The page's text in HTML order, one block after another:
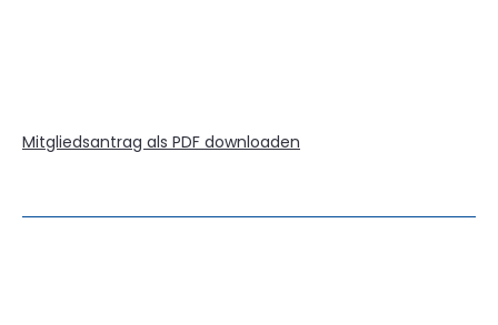
Mitgliedsantrag als PDF downloaden